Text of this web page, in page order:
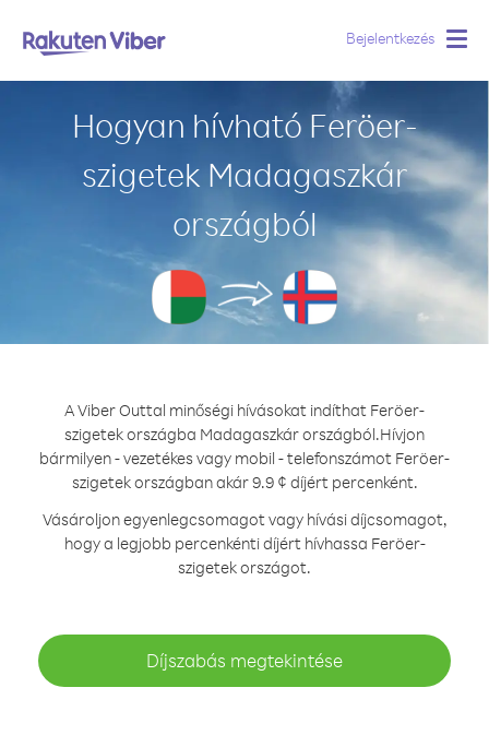
Bejelentkezés
Hogyan hívható Feröer-
szigetek Madagaszkár
országból
A Viber Outtal minőségi hívásokat indíthat Feröer-
szigetek országba Madagaszkár országból.Hívjon
bármilyen - vezetékes vagy mobil - telefonszámot Feröer-
szigetek országban akár 9.9 ¢ díjért percenként.
Vásároljon egyenlegcsomagot vagy hívási díjcsomagot,
hogy a legjobb percenkénti díjért hívhassa Feröer-
szigetek országot.
Díjszabás megtekintése